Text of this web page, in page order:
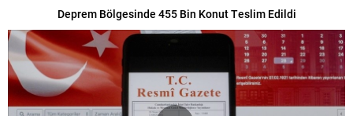
Deprem Bölgesinde 455 Bin Konut Teslim Edildi